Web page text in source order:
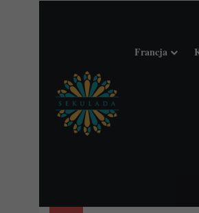
Francja